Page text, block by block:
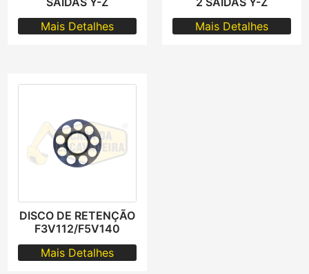
Mais Detalhes
Mais Detalhes
DISCO DE RETENÇÃO
F3V112/F5V140
Mais Detalhes